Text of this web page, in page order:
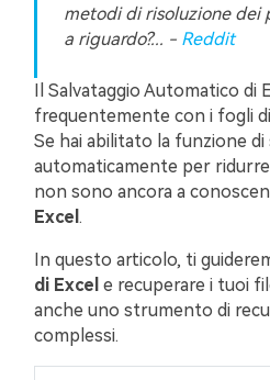
metodi di risoluzione dei
a riguardo?... - Reddit
Il Salvataggio Automatico di
frequentemente con i fogli
Se hai abilitato la funzione
automaticamente per
non sono ancora a
Excel .
In questo articolo, ti
di Excel e recuperare i tuoi
anche uno strumento di
complessi.